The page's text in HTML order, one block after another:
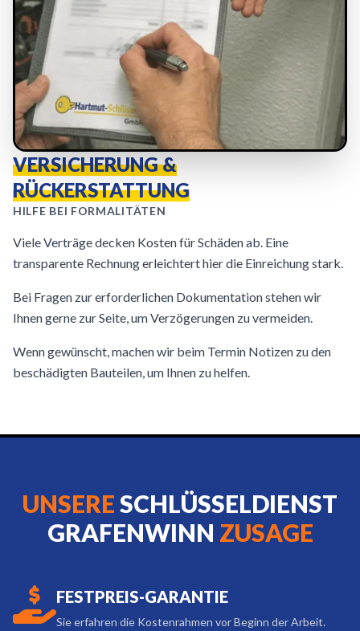
VERSICHERUNG &
RÜCKERSTATTUNG
HILFE BEI FORMALITÄTEN
Viele Verträge decken Kosten für Schäden ab. Eine
transparente Rechnung erleichtert hier die Einreichung stark.
Bei Fragen zur erforderlichen Dokumentation stehen wir
Ihnen gerne zur Seite, um Verzögerungen zu vermeiden.
Wenn gewünscht, machen wir beim Termin Notizen zu den
beschädigten Bauteilen, um Ihnen zu helfen.
UNSERESCHLÜSSELDIENST
GRAFENWINN ZUSAGE
FESTPREIS-GARANTIE
Sie erfahren die Kostenrahmen vor Beginn der Arbeit.